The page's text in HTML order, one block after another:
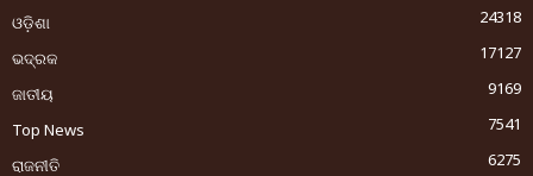
ଓଡ଼ିଶା
24318
ଭଦ୍ରକ
17127
ଜାତୀୟ
9169
Top News
7541
ରାଜନୀତି
6275